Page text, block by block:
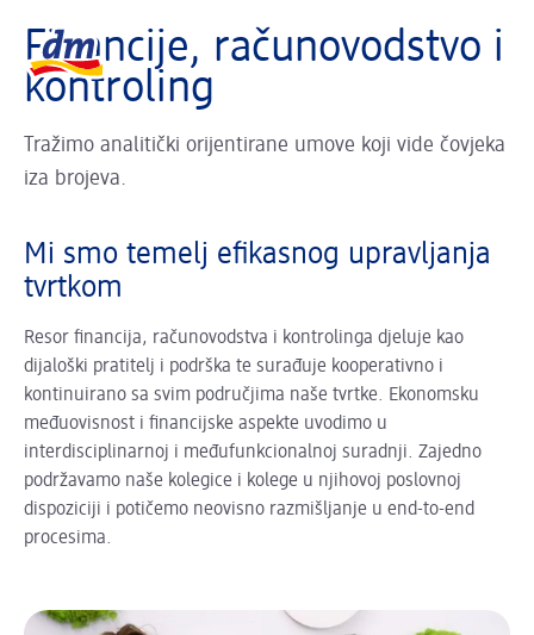
Logo dm, povratak na početnu stranicu
Financije, računovodstvo i
kontroling
Tražimo analitički orijentirane umove koji vide čovjeka
iza brojeva.
Mi smo temelj efikasnog upravljanja
tvrtkom
Resor financija, računovodstva i kontrolinga djeluje kao
dijaloški pratitelj i podrška te surađuje kooperativno i
kontinuirano sa svim područjima naše tvrtke. Ekonomsku
međuovisnost i financijske aspekte uvodimo u
interdisciplinarnoj i međufunkcionalnoj suradnji. Zajedno
podržavamo naše kolegice i kolege u njihovoj poslovnoj
dispoziciji i potičemo neovisno razmišljanje u end-to-end
procesima.